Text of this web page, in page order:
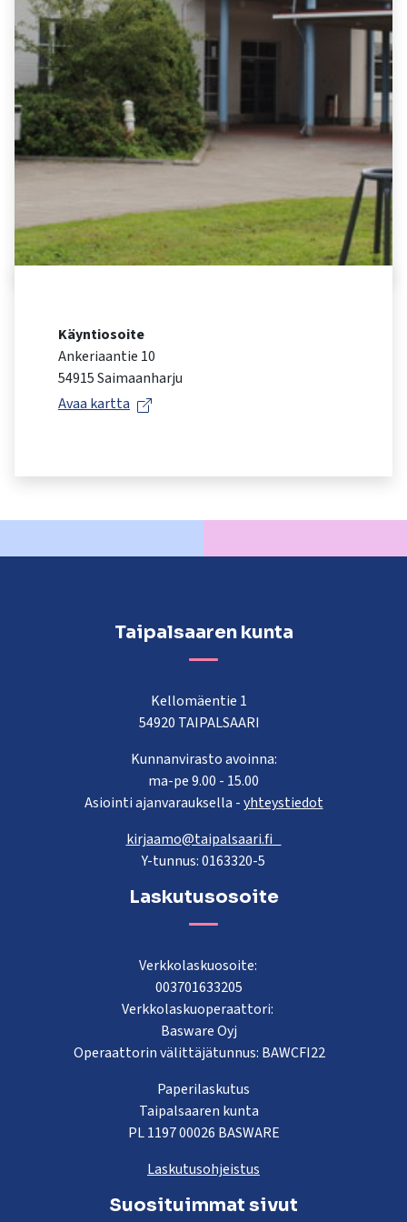
kosketus-
ja
pyyhkäisyliikkeitä.
Käyntiosoite
Ankeriaantie 10
54915 Saimaanharju
Avaa kartta
Taipalsaaren kunta
Kellomäentie 1
54920 TAIPALSAARI
Kunnanvirasto avoinna:
ma-pe 9.00 - 15.00
Asiointi ajanvarauksella -yhteystiedot
kirjaamo@taipalsaari.fi
Y-tunnus: 0163320-5
Laskutusosoite
Verkkolaskuosoite:
003701633205
Verkkolaskuoperaattori:
Basware Oyj
Operaattorin välittäjätunnus: BAWCFI22
Paperilaskutus
Taipalsaaren kunta
PL 1197 00026 BASWARE
Laskutusohjeistus
Suosituimmat sivut